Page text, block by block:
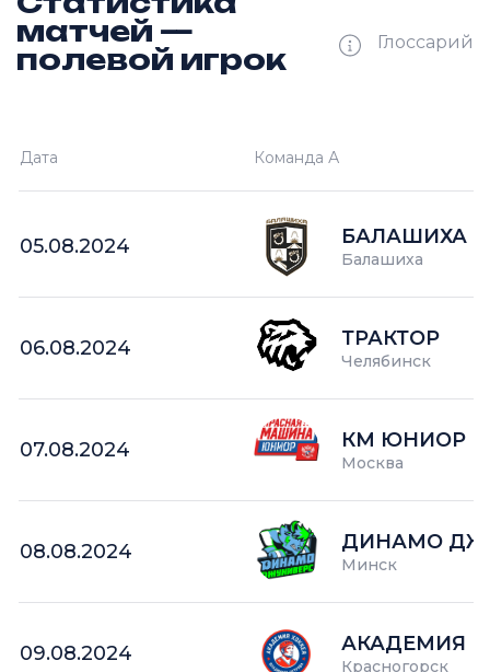
матчей —
полевой игрок
Глоссарий
кол-во очков в турнире
Дата Команда А
05.08.2024 БАЛАШИХА
Балашиха
06.08.2024 ТРАКТОР
Челябинск
07.08.2024 КМ ЮНИОР
Москва
08.08.2024 ДИНАМО
Минск
09.08.2024 АКАДЕМИЯ
Красногорск